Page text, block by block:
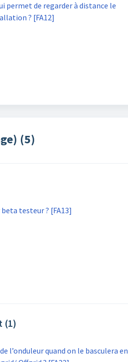
permet de regarder à distance le
? [FA12]
(5)
testeur ? [FA13]
(1)
l’onduleur quand on le basculera en